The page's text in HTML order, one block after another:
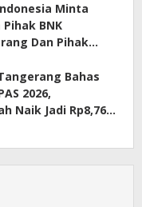
Minta
BNK
Dan Pihak
Per Jam Bahas
2026,
Naik Jadi Rp8,76